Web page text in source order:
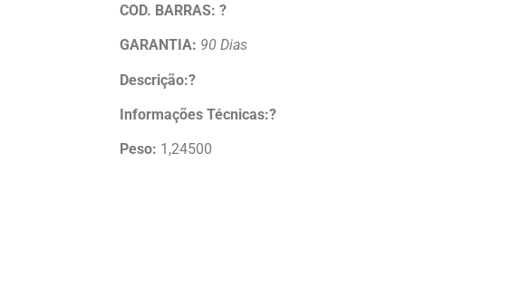
COD. BARRAS: ?
GARANTIA: 90 Dias
Descrição:?
Informações Técnicas:?
Peso: 1,24500